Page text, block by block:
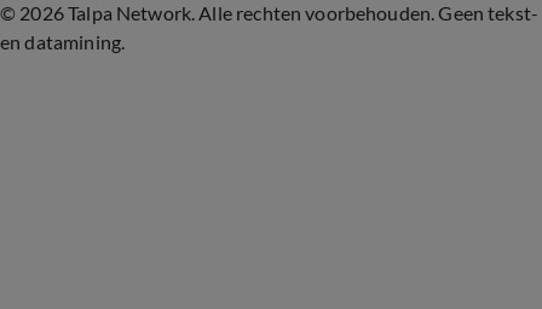
© 2026 Talpa Network. Alle rechten voorbehouden. Geen tekst-
en datamining.